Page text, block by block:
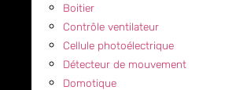
Boitier
Contrôle ventilateur
Cellule photoélectrique
Détecteur de mouvement
Domotique